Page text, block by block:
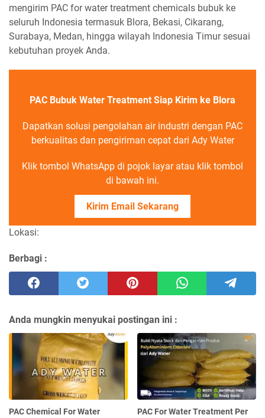
mengirim PAC for water treatment chemicals bubuk ke
seluruh Indonesia termasuk Blora, Bekasi, Cikarang,
Surabaya, Medan, hingga wilayah Indonesia Timur sesuai
kebutuhan proyek Anda.
PAC Bubuk Water Treatment Siap Kirim ke Blora
Dapatkan solusi pengolahan air industri dengan PAC
berkualitas dan pengiriman cepat dari Ady Water
Klik tombol WhatsApp di pojok layar atau klik tombol
di bawah ini.
Kirim Email Sekarang
Lokasi:
Berbagi :
Anda mungkin menyukai postingan ini :
PAC Chemical For Water
PAC For Water Treatment Per